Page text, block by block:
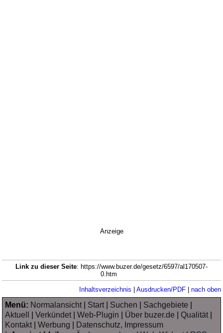
Anzeige
Link zu dieser Seite: https://www.buzer.de/gesetz/6597/al170507-
0.htm
Inhaltsverzeichnis | Ausdrucken/PDF| nach oben
Menü: Normalansicht| Start| Suchen Sachgebiete
Aktuell
|Verkündet|Web-Plugin Über buzer.de |Qualität|
Kontakt|Werbung
Datenschutz, Impressum